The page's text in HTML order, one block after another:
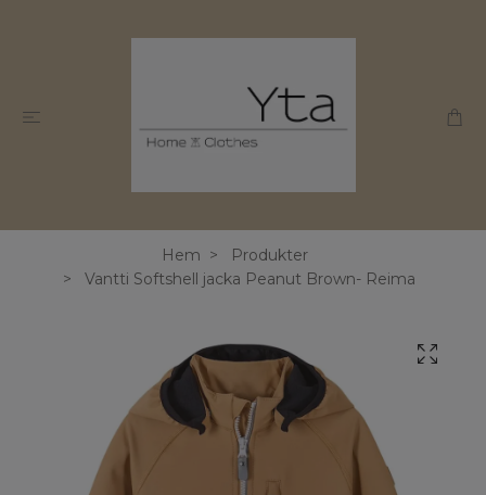
Hem
Produkter
Vantti Softshell jacka Peanut Brown- Reima